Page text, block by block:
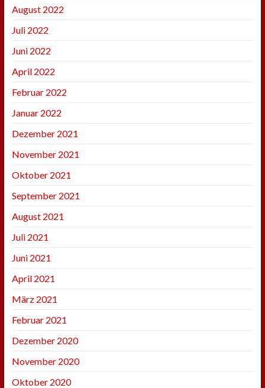
August 2022
Juli 2022
Juni 2022
April 2022
Februar 2022
Januar 2022
Dezember 2021
November 2021
Oktober 2021
September 2021
August 2021
Juli 2021
Juni 2021
April 2021
März 2021
Februar 2021
Dezember 2020
November 2020
Oktober 2020